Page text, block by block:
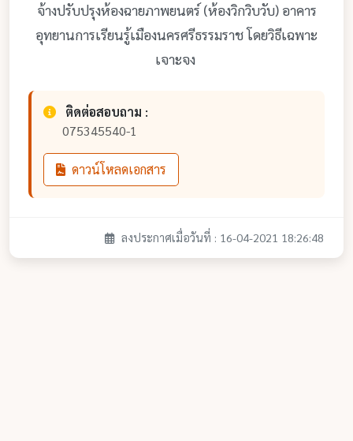
จ้างปรับปรุงห้องฉายภาพยนตร์ (ห้องวิกวิบวับ) อาคาร
อุทยานการเรียนรู้เมืองนครศรีธรรมราช โดยวิธีเฉพาะ
เจาะจง
ติดต่อสอบถาม :
075345540-1
ดาวน์โหลดเอกสาร
ลงประกาศเมื่อวันที่ : 16-04-2021 18:26:48